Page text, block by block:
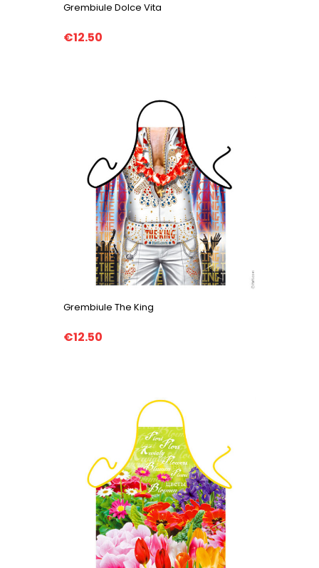
Grembiule Dolce Vita
€12.50
Grembiule The King
€12.50